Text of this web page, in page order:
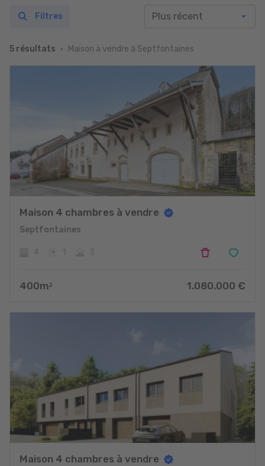
5 résultats Maison à vendre à Septfontaines
Filtres
Maison 4 chambres à vendre
Septfontaines
400m 2 1.080.000 €
Maison 4 chambres à vendre